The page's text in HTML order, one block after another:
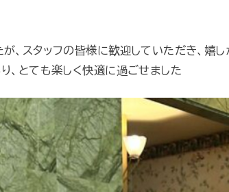
、スタッフの皆様に歓迎していただき、嬉
、とても楽しく快適に過ごせました